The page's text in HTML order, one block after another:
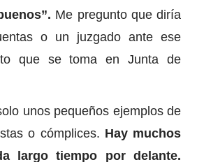
Me pregunto que diría
o un juzgado ante ese
que se toma en Junta de
unos pequeños ejemplos de
o cómplices. Hay muchos
largo tiempo por delante.